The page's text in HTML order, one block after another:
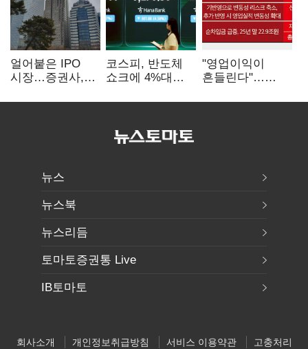
얼어붙은 IPO
시장…증권사,
전쟁' 기대
코스피, 반도체
쇼크에 4%대
5거래일째 상승
"영업이익이
흔들린다"…
18에 취약
뉴스
뉴스북
뉴스리듬
토마토증권통 Live
IB토마토
회사소개 개인정보취급방침 서비스 이용약관 고충처리